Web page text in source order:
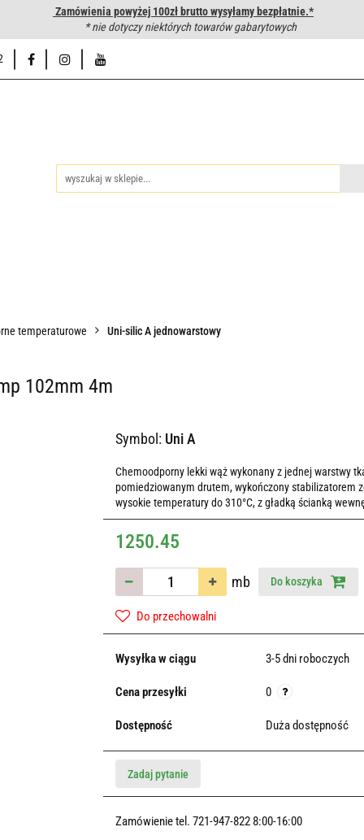
Zamówienia powyżej 100zł brutto wysyłamy bezpłatnie.*
* nie dotyczy niektórych towarów gabarytowych
węży hydraulicznych Hurtownia Napisz do nas
temperaturowe Uni-silic A jednowarstowy
102mm 4m
Symbol: Uni A
Chemoodporny lekki wąż wykonany z jednej warstwy
pomiedziowanym drutem, wykończony stabilizatorem
wysokie temperatury do 310°C, z gładką ścianką
1250.45
mb Do koszyka
Do przechowalni
Wysyłka w ciągu 3-5 dni roboczych
Cena przesyłki 0
Dostępność Duża dostępność
Zadaj pytanie
Zamówienie tel. 721-947-822 8:00-16:00